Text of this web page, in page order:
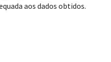
aos dados obtidos.